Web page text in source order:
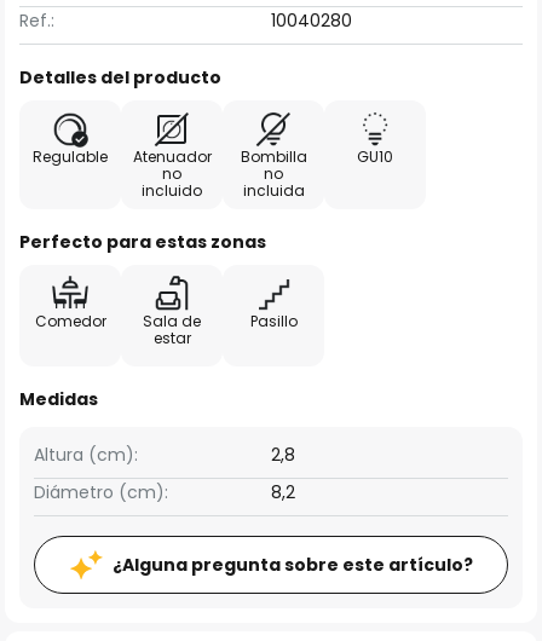
Ref.:
10040280
Detalles del producto
Regulable
Atenuador
no
incluido
Bombilla
no
incluida
GU10
Perfecto para estas zonas
Comedor
Sala de
estar
Pasillo
Medidas
Altura (cm):
2,8
Diámetro (cm):
8,2
¿Alguna pregunta sobre este artículo?